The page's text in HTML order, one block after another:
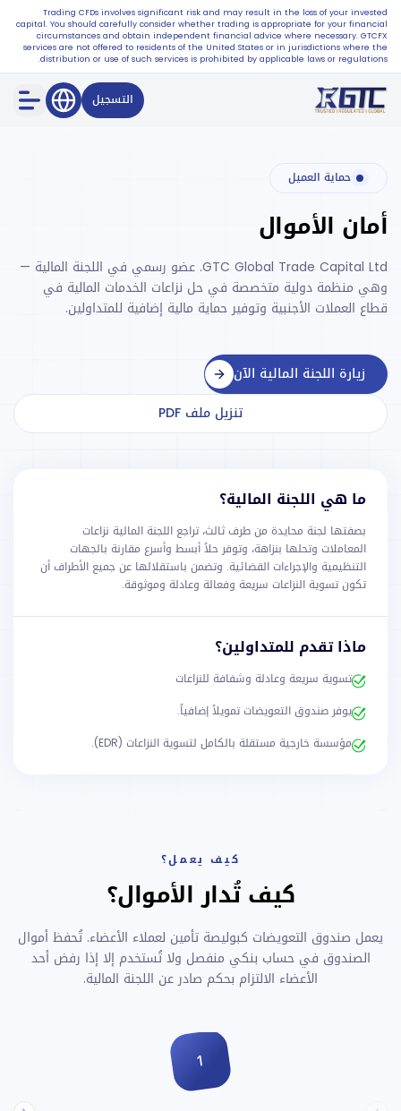
Trading CFDs involves significant risk and may result in the loss of your invested
capital. You should carefully consider whether trading is appropriate for your financial
circumstances and obtain independent financial advice where necessary. GTCFX
services are not offered to residents of the United States or in jurisdictions where the
distribution or use of such services is prohibited by applicable laws or regulations.
التسجيل
حماية العميل
أمان الأموال
GTC Global Trade Capital Ltd. عضو رسمي في اللجنة المالية —
وهي منظمة دولية متخصصة في حل نزاعات الخدمات المالية في
قطاع العملات الأجنبية وتوفير حماية مالية إضافية للمتداولين.
زيارة اللجنة المالية الآن
تنزيل ملف PDF
ما هي اللجنة المالية؟
بصفتها لجنة محايدة من طرف ثالث، تراجع اللجنة المالية نزاعات
المعاملات وتحلها بنزاهة، وتوفر حلاً أبسط وأسرع مقارنة بالجهات
التنظيمية والإجراءات القضائية. وتضمن باستقلالها عن جميع الأطراف أن
تكون تسوية النزاعات سريعة وفعالة وعادلة وموثوقة.
ماذا تقدم للمتداولين؟
تسوية سريعة وعادلة وشفافة للنزاعات
يوفر صندوق التعويضات تمويلاً إضافياً.
مؤسسة خارجية مستقلة بالكامل لتسوية النزاعات (EDR).
كيف يعمل؟
كيف تُدار الأموال؟
يعمل صندوق التعويضات كبوليصة تأمين لعملاء الأعضاء. تُحفظ أموال
الصندوق في حساب بنكي منفصل ولا تُستخدم إلا إذا رفض أحد
الأعضاء الالتزام بحكم صادر عن اللجنة المالية.
1